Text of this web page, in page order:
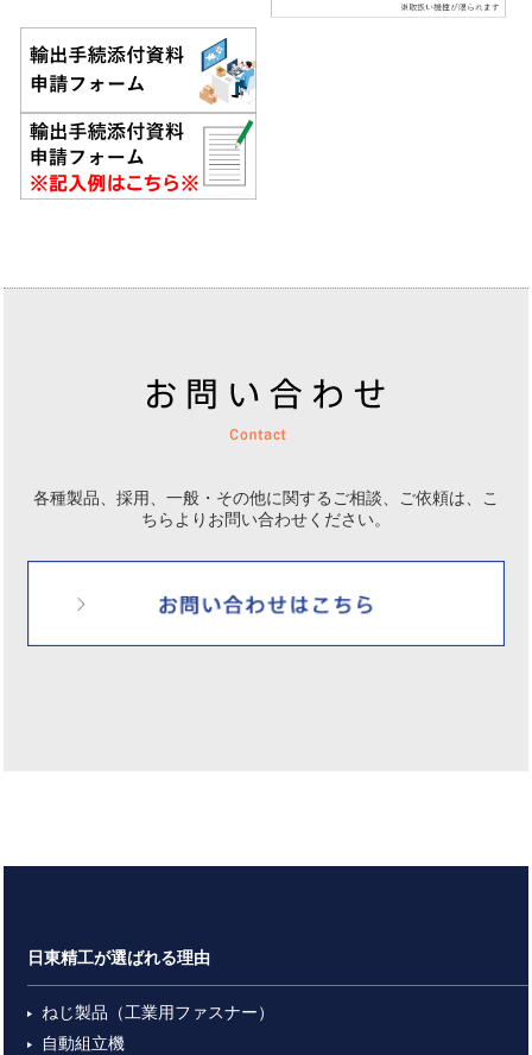
各種製品、採用、一般・その他に関するご相談、ご依頼は、
こ
ちらよりお問い合わせください。
日東精工が選ばれる理由
ねじ製品（工業用ファスナー）
自動組立機